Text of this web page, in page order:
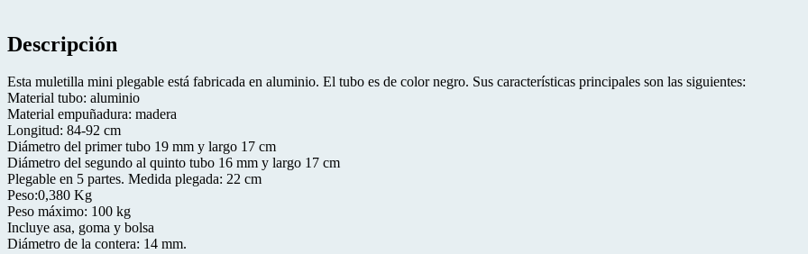
Descripción
Esta muletilla mini plegable está fabricada en aluminio. El tubo es de color negro. Sus características principales son las siguientes:
Material tubo: aluminio
Material empuñadura: madera
Longitud: 84-92 cm
Diámetro del primer tubo 19 mm y largo 17 cm
Diámetro del segundo al quinto tubo 16 mm y largo 17 cm
Plegable en 5 partes. Medida plegada: 22 cm
Peso:0,380 Kg
Peso máximo: 100 kg
Incluye asa, goma y bolsa
Diámetro de la contera: 14 mm.